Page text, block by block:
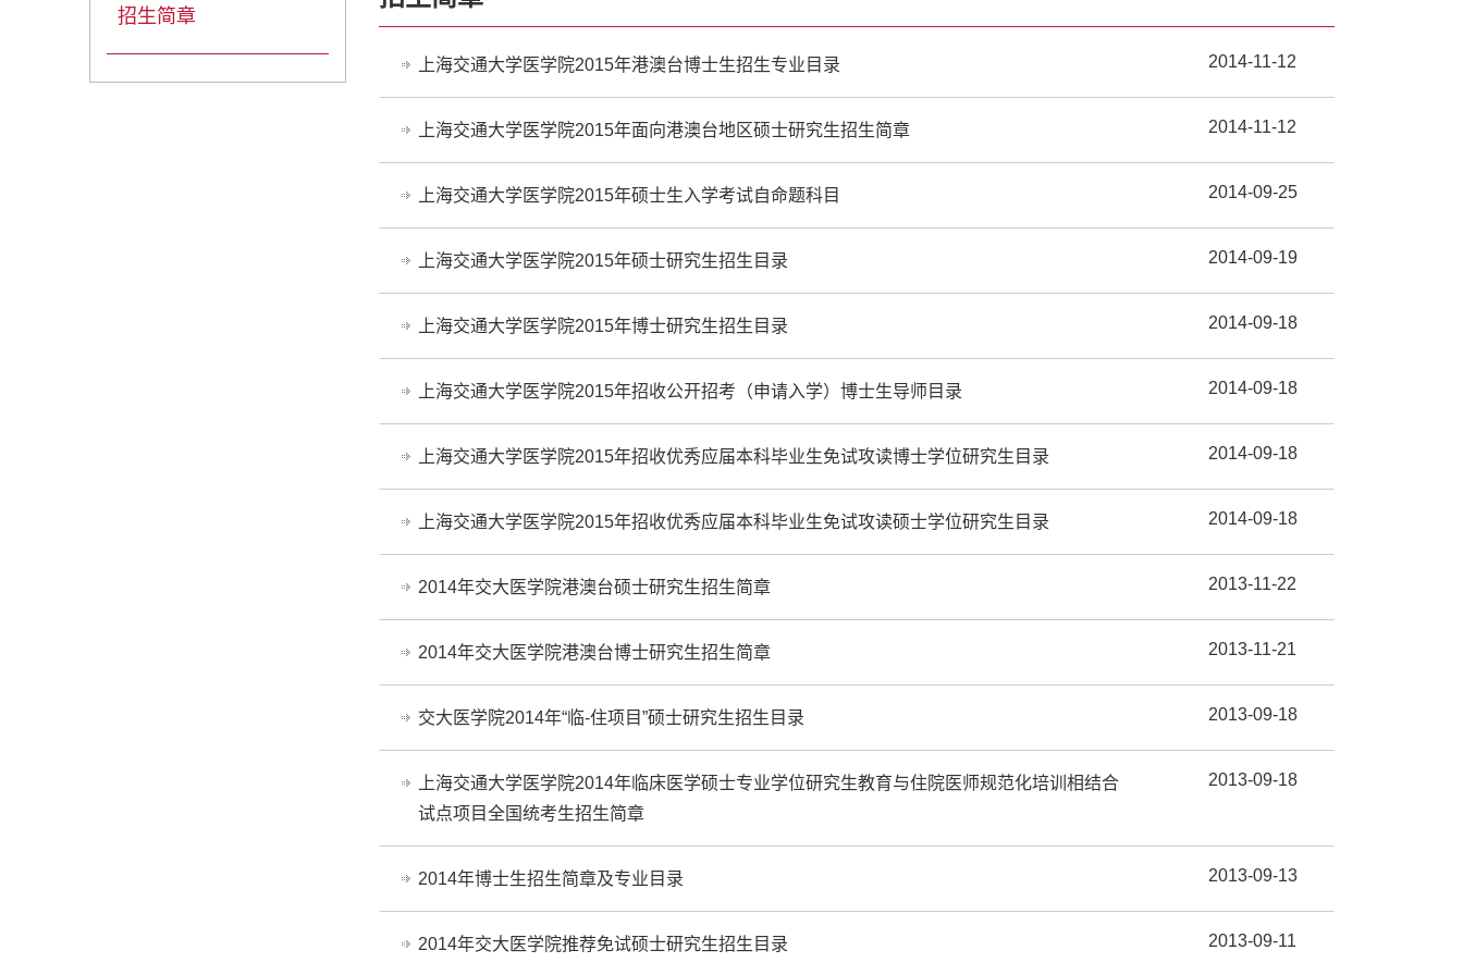
招生简章
上海交通大学医学院2015年港澳台博士生招生专业目录 2014-11-12
上海交通大学医学院2015年面向港澳台地区硕士研究生招生简章 2014-11-12
上海交通大学医学院2015年硕士生入学考试自命题科目 2014-09-25
上海交通大学医学院2015年硕士研究生招生目录 2014-09-19
上海交通大学医学院2015年博士研究生招生目录 2014-09-18
上海交通大学医学院2015年招收公开招考（申请入学）博士生导师目录 2014-09-18
上海交通大学医学院2015年招收优秀应届本科毕业生免试攻读博士学位研究生目录 2014-09-18
上海交通大学医学院2015年招收优秀应届本科毕业生免试攻读硕士学位研究生目录 2014-09-18
2014年交大医学院港澳台硕士研究生招生简章 2013-11-22
2014年交大医学院港澳台博士研究生招生简章 2013-11-21
交大医学院2014年“临-住项目”硕士研究生招生目录 2013-09-18
上海交通大学医学院2014年临床医学硕士专业学位研究生教育与住院医师规范化培训相结合
试点项目全国统考生招生简章
2013-09-18
2014年博士生招生简章及专业目录 2013-09-13
2014年交大医学院推荐免试硕士研究生招生目录 2013-09-11